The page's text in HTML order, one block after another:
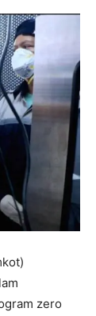
zero